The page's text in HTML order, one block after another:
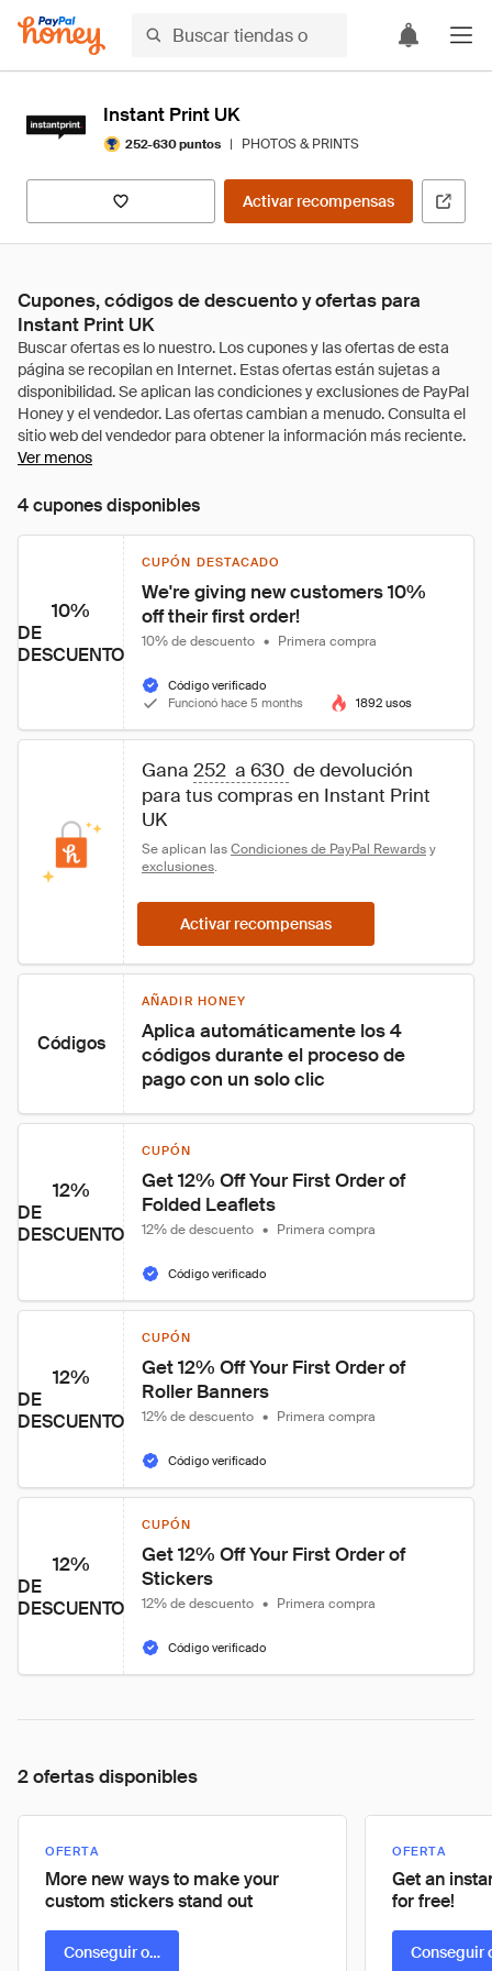
Instant Print UK
252-630 puntos | PHOTOS & PRINTS
Activar recompensas
Cupones, códigos de descuento y ofertas para
Instant Print UK
Ver menos
4 cupones disponibles
10%
DE
DESCUENTO
CUPÓN DESTACADO
We're giving new customers 10%
off their first order!
10% de descuento • Primera compra
Código verificado
Funcionó hace 5 months
1892 usos
Gana 252  a 630 de devolución
para tus compras en Instant Print
UK
Se aplican las Condiciones de PayPal Rewards y
exclusiones.
Activar recompensas
Códigos
AÑADIR HONEY
Aplica automáticamente los 4
códigos durante el proceso de
pago con un solo clic
12%
DE
DESCUENTO
CUPÓN
Get 12% Off Your First Order of
Folded Leaflets
12% de descuento • Primera compra
Código verificado
12%
DE
DESCUENTO
CUPÓN
Get 12% Off Your First Order of
Roller Banners
12% de descuento • Primera compra
Código verificado
12%
DE
DESCUENTO
CUPÓN
Get 12% Off Your First Order of
Stickers
12% de descuento • Primera compra
Código verificado
2 ofertas disponibles
OFERTA
More new ways to make your
custom stickers stand out
Conseguir oferta
OFERTA
Get an
for free!
Conseguir